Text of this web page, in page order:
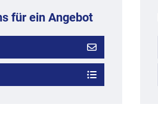
für ein Angebot